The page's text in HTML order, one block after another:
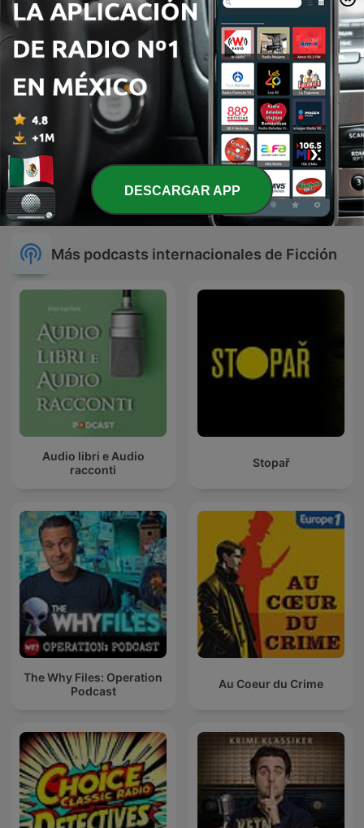
kaliman
LA GUERA Y EL CALLADO
EL CHOU
Más podcasts internacionales de Ficción
Audio libri e Audio
racconti
Stopař
The Why Files: Operation
Podcast
Au Coeur du Crime
DESCARGAR APP